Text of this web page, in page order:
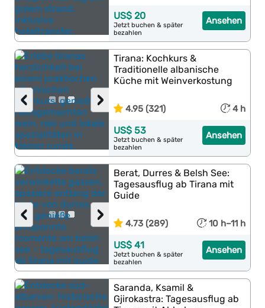
Ansehen
US$ 20
Jetzt buchen & später
bezahlen
›
‹
Tirana: Kochkurs &
Traditionelle albanische
Küche mit Weinverkostung
4.95 (321) 4 h
Ansehen
US$ 53
Jetzt buchen & später
bezahlen
›
‹
Berat, Durres & Belsh See:
Tagesausflug ab Tirana mit
Guide
4.73 (289) 10 h–11 h
Ansehen
US$ 41
Jetzt buchen & später
bezahlen
Saranda, Ksamil &
Gjirokastra: Tagesausflug ab